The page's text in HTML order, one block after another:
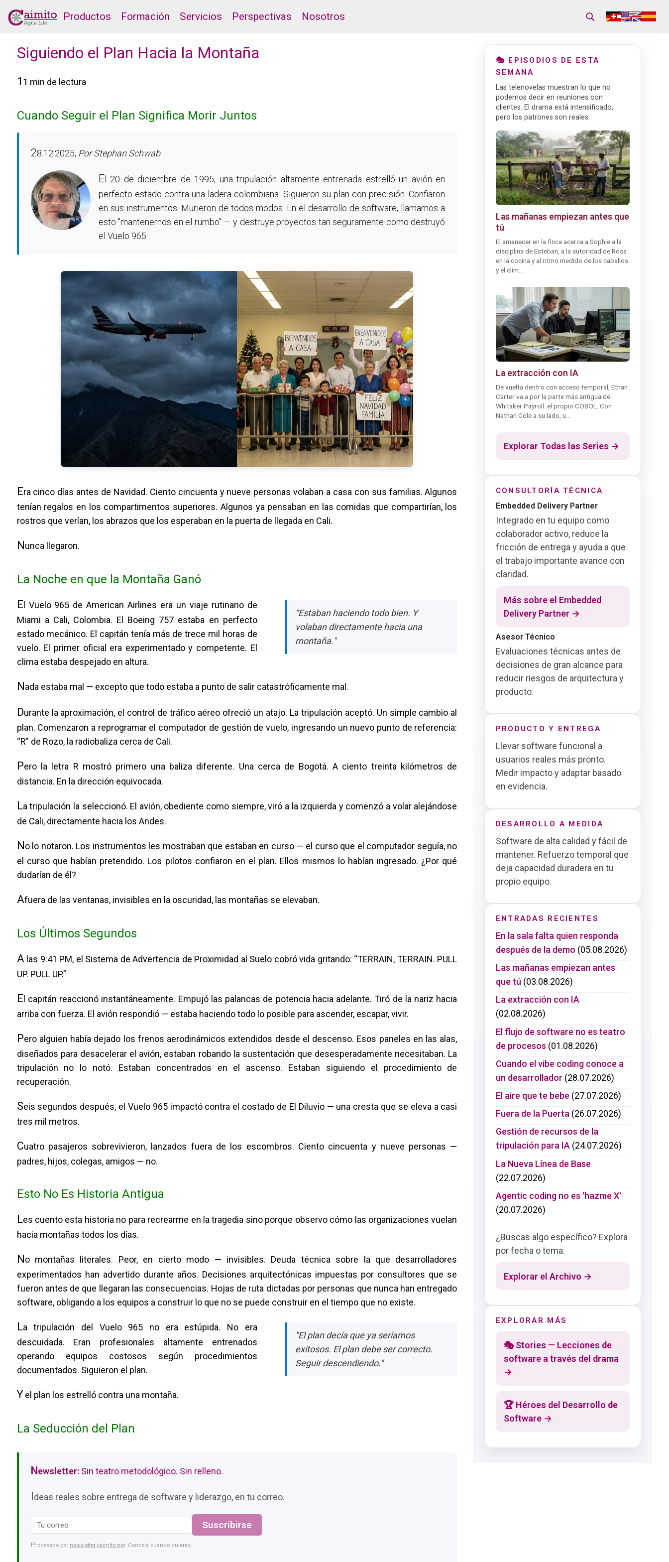
Productos Formación Servicios Perspectivas Nosotros
Siguiendo el Plan Hacia la Montaña
1 1 min de lectura
Cuando Seguir el Plan Significa Morir Juntos
28.12.2025, Por Stephan Schwab
E l 20 de diciembre de 1995, una tripulación altamente entrenada estrelló un avión en
perfecto estado contra una ladera colombiana. Siguieron su plan con precisión. Confiaron
en sus instrumentos. Murieron de todos modos. En el desarrollo de software, llamamos a
esto "mantenernos en el rumbo" — y destruye proyectos tan seguramente como destruyó
el Vuelo 965.
Era cinco días antes de Navidad. Ciento cincuenta y nueve personas volaban a casa con sus familias. Algunos
tenían regalos en los compartimentos superiores. Algunos ya pensaban en las comidas que compartirían, los
rostros que verían, los abrazos que los esperaban en la puerta de llegada en Cali.
N unca llegaron.
La Noche en que la Montaña Ganó
"Estaban haciendo todo bien. Y
volaban directamente hacia una
montaña."
E l Vuelo 965 de American Airlines era un viaje rutinario de
Miami a Cali, Colombia. El Boeing 757 estaba en perfecto
estado mecánico. El capitán tenía más de trece mil horas de
vuelo. El primer oficial era experimentado y competente. El
clima estaba despejado en altura.
N ada estaba mal — excepto que todo estaba a punto de salir catastróficamente mal.
Durante la aproximación, el control de tráfico aéreo ofreció un atajo. La tripulación aceptó. Un simple cambio al
plan. Comenzaron a reprogramar el computador de gestión de vuelo, ingresando un nuevo punto de referencia:
“R” de Rozo, la radiobaliza cerca de Cali.
Pero la letra R mostró primero una baliza diferente. Una cerca de Bogotá. A ciento treinta kilómetros de
distancia. En la dirección equivocada.
La tripulación la seleccionó. El avión, obediente como siempre, viró a la izquierda y comenzó a volar alejándose
de Cali, directamente hacia los Andes.
N o lo notaron. Los instrumentos les mostraban que estaban en curso — el curso que el computador seguía, no
el curso que habían pretendido. Los pilotos confiaron en el plan. Ellos mismos lo habían ingresado. ¿Por qué
dudarían de él?
Afuera de las ventanas, invisibles en la oscuridad, las montañas se elevaban.
Los Últimos Segundos
Alas 9:41 PM, el Sistema de Advertencia de Proximidad al Suelo cobró vida gritando: “TERRAIN, TERRAIN. PULL
UP. PULL UP.”
E l capitán reaccionó instantáneamente. Empujó las palancas de potencia hacia adelante. Tiró de la nariz hacia
arriba con fuerza. El avión respondió — estaba haciendo todo lo posible para ascender, escapar, vivir.
Pero alguien había dejado los frenos aerodinámicos extendidos desde el descenso. Esos paneles en las alas,
diseñados para desacelerar el avión, estaban robando la sustentación que desesperadamente necesitaban. La
tripulación no lo notó. Estaban concentrados en el ascenso. Estaban siguiendo el procedimiento de
recuperación.
Seis segundos después, el Vuelo 965 impactó contra el costado de El Diluvio — una cresta que se eleva a casi
tres mil metros.
Cuatro pasajeros sobrevivieron, lanzados fuera de los escombros. Ciento cincuenta y nueve personas —
padres, hijos, colegas, amigos — no.
Esto No Es Historia Antigua
Les cuento esta historia no para recrearme en la tragedia sino porque observo cómo las organizaciones vuelan
hacia montañas todos los días.
N o montañas literales. Peor, en cierto modo — invisibles. Deuda técnica sobre la que desarrolladores
experimentados han advertido durante años. Decisiones arquitectónicas impuestas por consultores que se
fueron antes de que llegaran las consecuencias. Hojas de ruta dictadas por personas que nunca han entregado
software, obligando a los equipos a construir lo que no se puede construir en el tiempo que no existe.
"El plan decía que ya seríamos
exitosos. El plan debe ser correcto.
Seguir descendiendo."
La tripulación del Vuelo 965 no era estúpida. No era
descuidada. Eran profesionales altamente entrenados
operando equipos costosos según procedimientos
documentados. Siguieron el plan.
Y el plan los estrelló contra una montaña.
La Seducción del Plan
Newsletter:Sin teatro metodológico. Sin relleno.
deas reales sobre entrega de software y liderazgo, en tu correo.
Suscribirse
Procesado por newsletter.caimito.net. Cancela cuando quieras.
🎭 EPISODIOS DE ESTA
SEMANA
Las telenovelas muestran lo que no
podemos decir en reuniones con
clientes. El drama está intensificado,
pero los patrones son reales.
Las mañanas empiezan antes que
tú
El amanecer en la finca acerca a Sophie a la
disciplina de Esteban, a la autoridad de Rosa
en la cocina y al ritmo medido de los caballos
y el clim...
La extracción con IA
De vuelta dentro con acceso temporal, Ethan
Carter va a por la parte más antigua de
Whitaker Payroll: el propio COBOL. Con
Nathan Cole a su lado, u...
Explorar Todas las Series →
CONSULTORÍA TÉCNICA
Embedded Delivery Partner
Integrado en tu equipo como
colaborador activo, reduce la
fricción de entrega y ayuda a que
el trabajo importante avance con
claridad.
Más sobre el Embedded
Delivery Partner →
Asesor Técnico
Evaluaciones técnicas antes de
decisiones de gran alcance para
reducir riesgos de arquitectura y
producto.
PRODUCTO Y ENTREGA
Llevar software funcional a
usuarios reales más pronto.
Medir impacto y adaptar basado
en evidencia.
DESARROLLO A MEDIDA
Software de alta calidad y fácil de
mantener. Refuerzo temporal que
deja capacidad duradera en tu
propio equipo.
ENTRADAS RECIENTES
En la sala falta quien responda
después de la demo (05.08.2026)
Las mañanas empiezan antes
que tú (03.08.2026)
La extracción con IA
(02.08.2026)
El flujo de software no es teatro
de procesos (01.08.2026)
Cuando el vibe coding conoce a
un desarrollador (28.07.2026)
El aire que te bebe (27.07.2026)
Fuera de la Puerta (26.07.2026)
Gestión de recursos de la
tripulación para IA(24.07.2026)
La Nueva Línea de Base
(22.07.2026)
Agentic coding no es 'hazme X'
(20.07.2026)
¿Buscas algo específico? Explora
por fecha o tema.
Explorar el Archivo →
EXPLORAR MÁS
🎭 Stories — Lecciones de
software a través del drama
→
🏆 Héroes del Desarrollo de
Software →